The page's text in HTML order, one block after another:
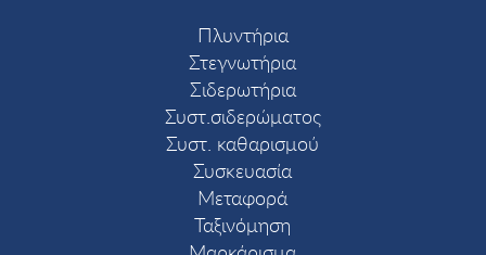
Πλυντήρια
Στεγνωτήρια
Σιδερωτήρια
Συστ.σιδερώματος
Συστ. καθαρισμού
Συσκευασία
Μεταφορά
Ταξινόμηση